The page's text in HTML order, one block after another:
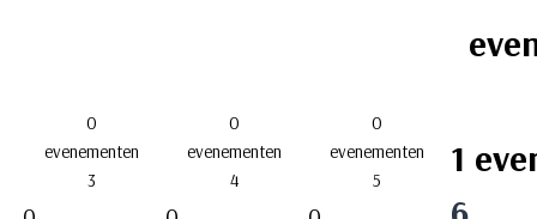
0
evenementen
3
0
evenementen
4
0
evenementen
5
1